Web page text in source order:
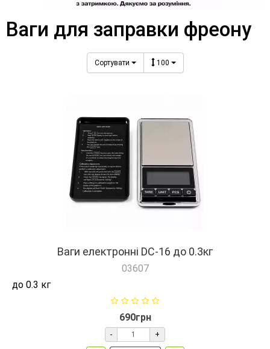
Ваги для заправки фреону
Сортувати 100
Ваги електронні DC-16 до 0.3кг
03607
до 0.3 кг
690грн
- +